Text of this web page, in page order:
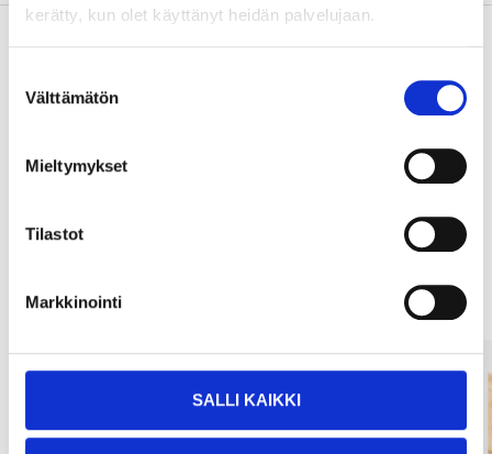
kerätty, kun olet käyttänyt heidän palvelujaan.
valinta
Välttämätön
Mieltymykset
Tilastot
Markkinointi
SALLI KAIKKI
Andra kunder köpte också